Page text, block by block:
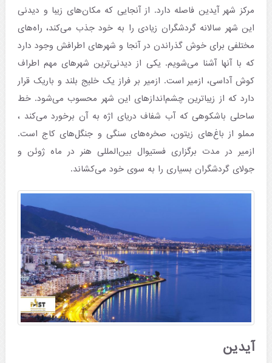
مرکز شهر آیدین فاصله دارد. از آنجایی که مکان‌های زیبا و دیدنی
این شهر سالانه گردشگران زیادی را به خود جذب می‌کند، راه‌های
مختلفی برای خوش گذراندن در آنجا و شهرهای اطرافش وجود دارد
که با آنها آشنا می‌شویم. یکی از دیدنی‌ترین شهرهای مهم اطراف
کوش آداسی، ازمیر است. ازمیر بر فراز یک خلیج بلند و باریک قرار
دارد که از زیباترین چشم‌اندازهای این شهر محسوب می‌شود. خط
ساحلی باشکوهی که آب شفاف دریای اژه به آن برخورد می‌کند ،
مملو از باغ‌های زیتون، صخره‌های سنگی و جنگل‌های کاج است.
ازمیر در مدت برگزاری فستیوال بین‌المللی هنر در ماه ژوئن و
جولای گردشگران بسیاری را به سوی خود می‌کشاند.
آیدین